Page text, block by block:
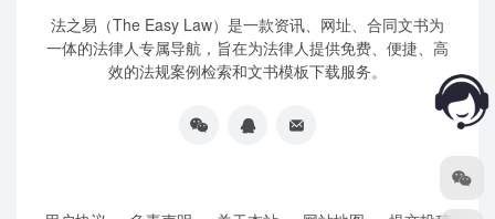
法之易（The Easy Law）是一款资讯、网址、合同文书为
一体的法律人专属导航，旨在为法律人提供免费、便捷、高
效的法规案例检索和文书模板下载服务。